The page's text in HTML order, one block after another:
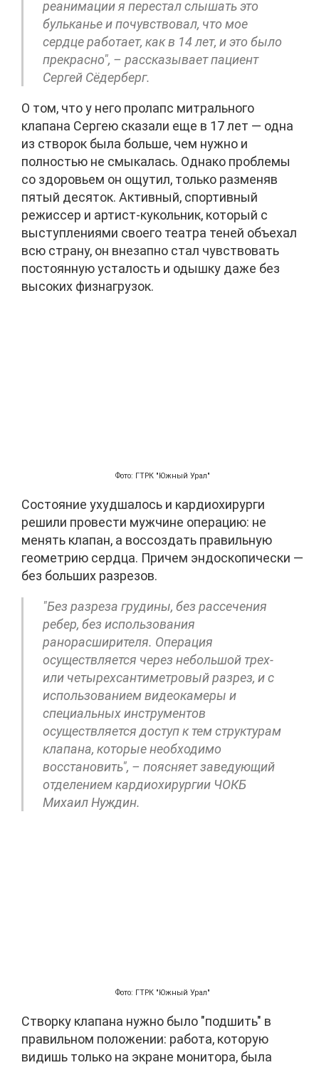
реанимации я перестал слышать это
бульканье и почувствовал, что мое
сердце работает, как в 14 лет, и это было
прекрасно", – рассказывает пациент
Сергей Сёдерберг.
О том, что у него пролапс митрального
клапана Сергею сказали еще в 17 лет — одна
из створок была больше, чем нужно и
полностью не смыкалась. Однако проблемы
со здоровьем он ощутил, только разменяв
пятый десяток. Активный, спортивный
режиссер и артист-кукольник, который с
выступлениями своего театра теней объехал
всю страну, он внезапно стал чувствовать
постоянную усталость и одышку даже без
высоких физнагрузок.
Фото: ГТРК "Южный Урал"
Состояние ухудшалось и кардиохирурги
решили провести мужчине операцию: не
менять клапан, а воссоздать правильную
геометрию сердца. Причем эндоскопически —
без больших разрезов.
"Без разреза грудины, без рассечения
ребер, без использования
ранорасширителя. Операция
осуществляется через небольшой трех-
или четырехсантиметровый разрез, и с
использованием видеокамеры и
специальных инструментов
осуществляется доступ к тем структурам
клапана, которые необходимо
восстановить", – поясняет заведующий
отделением кардиохирургии ЧОКБ
Михаил Нуждин.
Фото: ГТРК "Южный Урал"
Створку клапана нужно было "подшить" в
правильном положении: работа, которую
видишь только на экране монитора, была